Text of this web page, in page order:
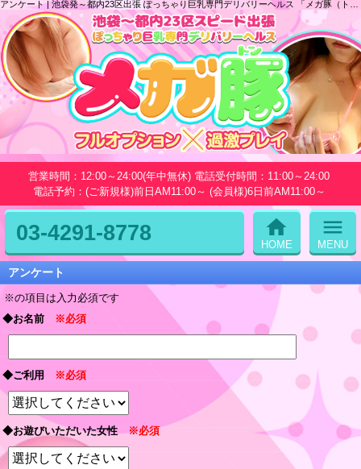
営業時間：12:00～24:00(年中無休) 電話受付時間：11:00～24:00
電話予約：(ご新規様)前日AM11:00～ (会員様)6日前AM11:00～
03-4291-8778 home
HOME
menu
MENU
アンケート
※の項目は入力必須です
◆お名前
※必須
◆ご利用 ※必須
◆お遊びいただいた女性※必須